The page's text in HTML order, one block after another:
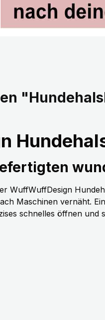
WuffWuffDesign
Maschinen vernäht.
schnelles öffnen und